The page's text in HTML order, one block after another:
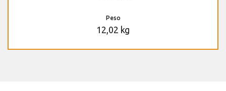
Peso
12,02 kg